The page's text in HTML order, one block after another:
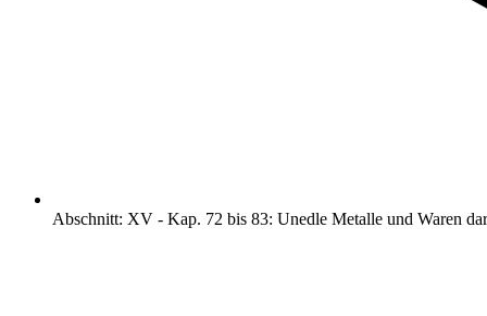
Abschnitt: XV - Kap. 72 bis 83: Unedle Metalle und Waren